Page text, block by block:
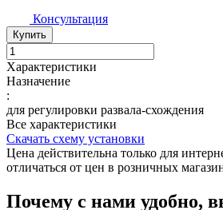
Консультация
Купить
Характеристики
Назначение
:
для регулировки развала-схождения
Все характеристики
Скачать схему установки
Цена действительна только для
отличаться от цен в розничных
Почему с нами удобно,